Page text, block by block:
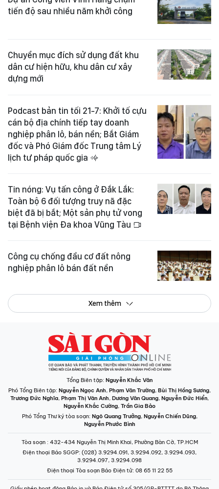
tiến độ sau nhiều năm khởi công
Chuyển mục đích sử dụng đất khu
dân cư hiện hữu, khu dân cư xây
dựng mới
Podcast bản tin tối 21-7: Khởi tố cựu
cán bộ địa chính tiếp tay doanh
nghiệp phân lô, bán nền; Bắt Giám
đốc và Phó Giám đốc Trung tâm Lý
lịch tư pháp quốc gia
Tin nóng: Vụ tấn công ở Đắk Lắk:
Toàn bộ 6 đối tượng truy nã đặc
biệt đã bị bắt; Một sản phụ tử vong
tại Bệnh viện Đa khoa Vũng Tàu
Công cụ chống đầu cơ đất nông
nghiệp phân lô bán đất nền
Xem thêm
Tổng Biên tập: Nguyễn Khắc Văn
Phó Tổng Biên tập: Nguyễn Ngọc Anh, Phạm Văn Trường, Bùi Thị Hồng Sương,
Trương Đức Nghĩa, Phạm Thị Vân Anh, Dương Văn Quang, Nguyễn Đức Hiển,
Nguyễn Khắc Cường, Trần Gia Bảo
Phó Tổng Thư ký tòa soạn: Ngô Quang Trưởng, Nguyễn Chiến Dũng,
Nguyễn Phước Bình
Tòa soạn : 432-434 Nguyễn Thị Minh Khai, Phường Bàn Cờ, TP.HCM
Điện thoại Báo SGGP: (028) 3.9294.091, 3.9294.092, 3.9294.093,
3.9294.097, 3.9294.098
Điện thoại Tòa soạn Báo Điện tử: 08 65 11 22 55